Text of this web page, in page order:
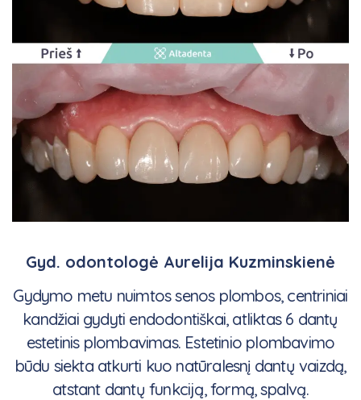
Gyd. odontologė Aurelija Kuzminskienė
Gydymo metu nuimtos senos plombos, centriniai
kandžiai gydyti endodontiškai, atliktas 6 dantų
estetinis plombavimas. Estetinio plombavimo
būdu siekta atkurti kuo natūralesnį dantų vaizdą,
atstant dantų funkciją, formą, spalvą.